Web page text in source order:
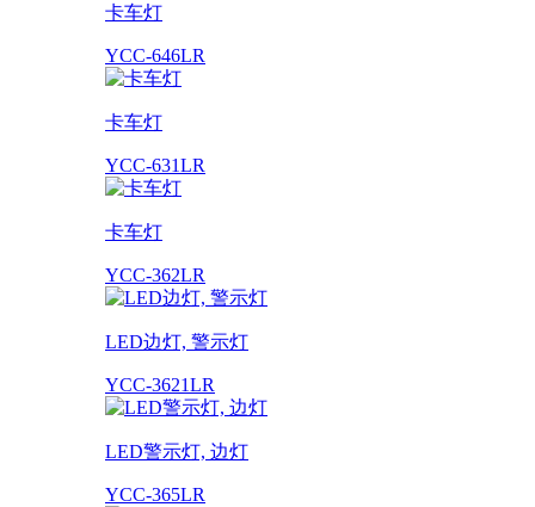
卡车灯
YCC-646LR
卡车灯
YCC-631LR
卡车灯
YCC-362LR
LED边灯, 警示灯
YCC-3621LR
LED警示灯, 边灯
YCC-365LR